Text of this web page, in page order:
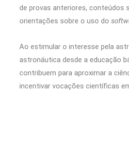
de provas anteriores, conteúdos
orientações sobre o uso do
Ao estimular o interesse pela
astronáutica desde a educação
contribuem para aproximar a
incentivar vocações científicas